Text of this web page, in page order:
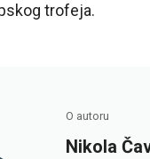
trofeja.
O autoru
Nikola